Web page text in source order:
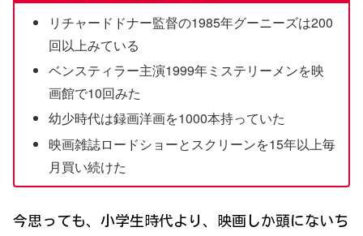
リチャードドナー監督の1985年グーニーズは200
回以上みている
ベンスティラー主演1999年ミステリーメンを映
画館で10回みた
幼少時代は録画洋画を1000本持っていた
映画雑誌ロードショーとスクリーンを15年以上毎
月買い続けた
今思っても、小学生時代より、映画しか頭にないち